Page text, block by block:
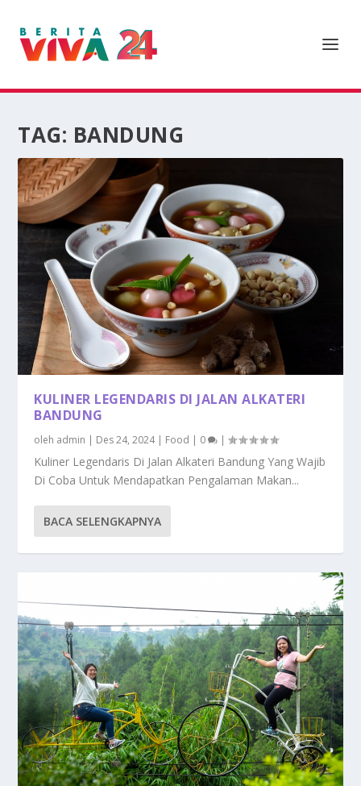
TAG: BANDUNG
KULINER LEGENDARIS DI JALAN ALKATERI
BANDUNG
oleh admin | Des 24, 2024| Food | 0 |
Kuliner Legendaris Di Jalan Alkateri Bandung Yang Wajib
Di Coba Untuk Mendapatkan Pengalaman Makan...
BACA SELENGKAPNYA